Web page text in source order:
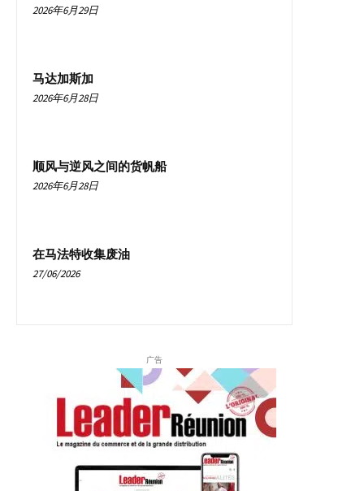
2026年6月29日
马达加斯加
2026年6月28日
顺风与逆风之间的货帆船
2026年6月28日
在马法特收集废油
27/06/2026
广告